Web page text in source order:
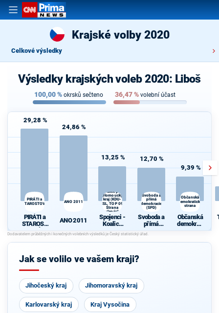
Krajské volby 2020
Celkové výsledky
Výsledky krajských voleb 2020: Liboš
100,00% okrsků sečteno 36,47% volební účast
29,28 %
PIRÁTI a
STAROSTOVÉ
PIRÁTI a
STAROST
OVÉ
24,86 %
ANO 2011
ANO 2011
13,25 %
Koalice pro
Olomoucký
kraj (KDU-
ČSL, TOP 09,
Strana
zelených,
ProOlomouc)
Spojenci -
Koalice
pro
Olomouck
ý kraj
ČSL, TOP
ProOlomo
uc)
12,70 %
Svoboda a
přímá
demokracie
(SPD)
Svoboda a
přímá
demokraci
e (SPD)
9,39 %
Občanská
demokratická
strana
Občanská
demokrati
cká strana
Jak se volilo ve vašem kraji?
Jihočeský kraj Jihomoravský kraj
Karlovarský kraj Kraj Vysočina